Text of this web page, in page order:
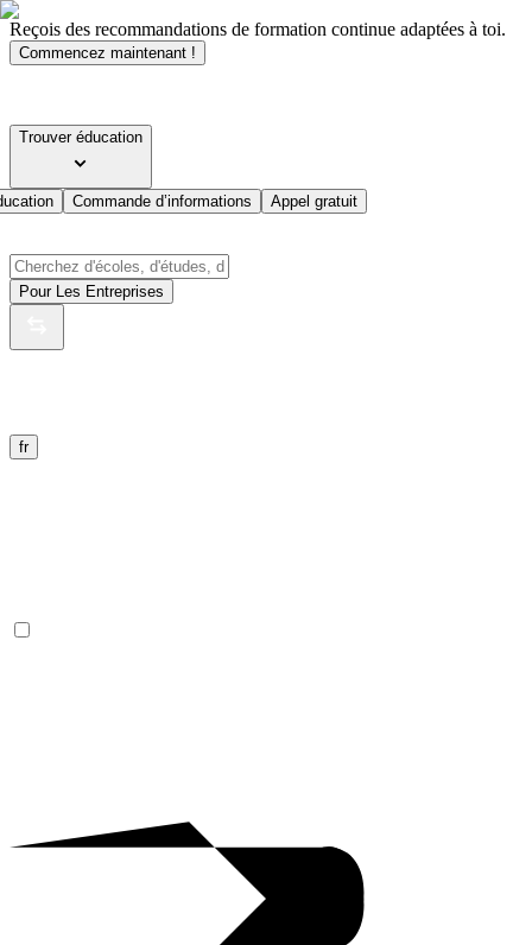
Reçois des recommandations de formation continue adaptées à toi.
Commencez maintenant !
Trouver éducation
Commande d’informations Appel gratuit
Pour Les Entreprises
fr